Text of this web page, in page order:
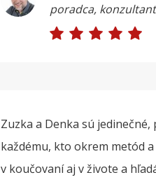
poradca, konzultant
Zuzka a Denka sú
každému, kto okrem metód
v koučovaní aj v živote a